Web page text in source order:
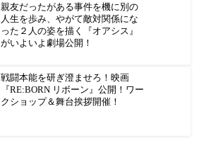
親友だったがある事件を機に別の
人生を歩み、やがて敵対関係にな
った２人の姿を描く『オアシス』
がいよいよ劇場公開！
戦闘本能を研ぎ澄ませろ！映画
『RE:BORN リボーン』公開！ワー
クショップ＆舞台挨拶開催！